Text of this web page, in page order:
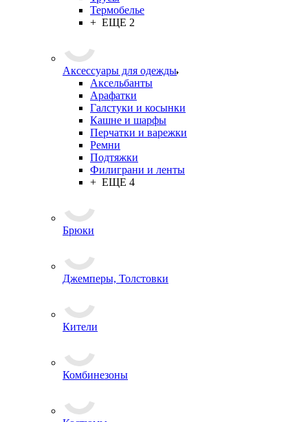
Термобелье
+ ЕЩЕ 2
Аксессуары для одежды
Аксельбанты
Арафатки
Галстуки и косынки
Кашне и шарфы
Перчатки и варежки
Ремни
Подтяжки
Филиграни и ленты
+ ЕЩЕ 4
Брюки
Джемперы, Толстовки
Кители
Комбинезоны